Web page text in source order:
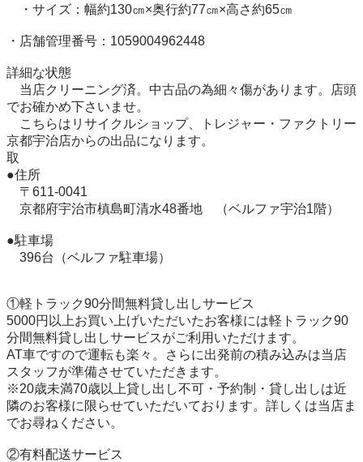
・サイズ：幅約130㎝×奥行約77㎝×高さ約65㎝
・店舗管理番号：1059004962448
詳細な状態
当店クリーニング済。中古品の為細々傷があります。店頭
でお確かめ下さいませ。
こちらはリサイクルショップ、トレジャー・ファクトリー
京都宇治店からの出品になります。
取
●住所
〒611-0041
京都府宇治市槙島町清水48番地　（ベルファ宇治1階）
●駐車場
396台（ベルファ駐車場）
①軽トラック90分間無料貸し出しサービス
5000円以上お買い上げいただいたお客様には軽トラック90
分間無料貸し出しサービスがご利用いただけます。
AT車ですので運転も楽々。さらに出発前の積み込みは当店
スタッフが準備させていただきます。
※20歳未満70歳以上貸し出し不可・予約制・貸し出しは近
隣のお客様に限らせていただいております。詳しくは当店ま
でお尋ねください。
②有料配送サービス